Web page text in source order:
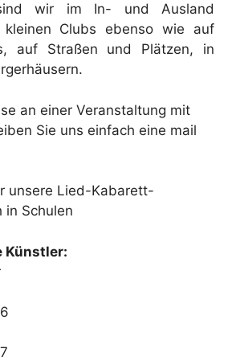
wir im In- und Ausland
Clubs ebenso wie auf
auf Straßen und Plätzen, in
an einer Veranstaltung mit
Sie uns einfach eine mail
unsere Lied-Kabarett-
in Schulen
Künstler: